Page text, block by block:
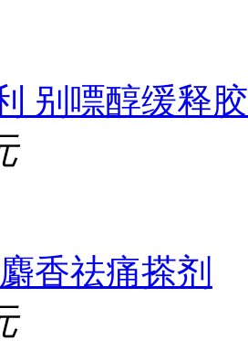
别嘌醇缓释
香祛痛搽剂